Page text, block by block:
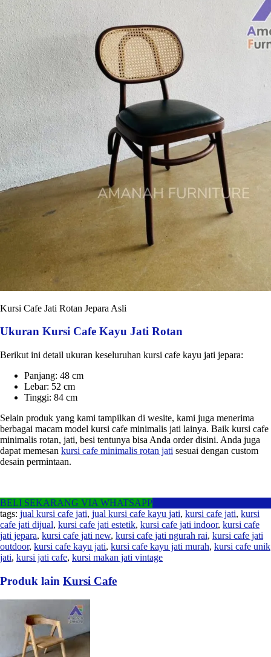
Kursi Cafe Jati Rotan Jepara Asli
Ukuran Kursi Cafe Kayu Jati Rotan
Berikut ini detail ukuran keseluruhan kursi cafe kayu jati jepara:
Panjang: 48 cm
Lebar: 52 cm
Tinggi: 84 cm
Selain produk yang kami tampilkan di wesite, kami juga menerima
berbagai macam model kursi cafe minimalis jati lainya. Baik kursi cafe
minimalis rotan, jati, besi tentunya bisa Anda order disini. Anda juga
dapat memesan kursi cafe minimalis rotan jati sesuai dengan custom
desain permintaan.
BELI SEKARANG VIA WHATSAPP
tags: jual kursi cafe jati, jual kursi cafe kayu jati, kursi cafe jati, kursi
cafe jati dijual, kursi cafe jati estetik, kursi cafe jati indoor, kursi cafe
jati jepara, kursi cafe jati new, kursi cafe jati ngurah rai, kursi cafe jati
outdoor, kursi cafe kayu jati, kursi cafe kayu jati murah, kursi cafe unik
jati, kursi jati cafe, kursi makan jati vintage
Produk lain Kursi Cafe